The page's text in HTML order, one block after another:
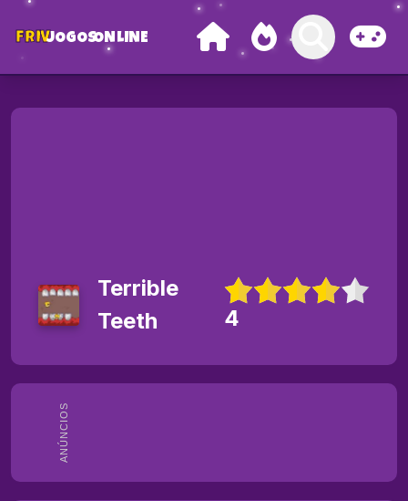
FRIVJOGOSONLINE
ANÚNCIOS
Terrible
Teeth
4